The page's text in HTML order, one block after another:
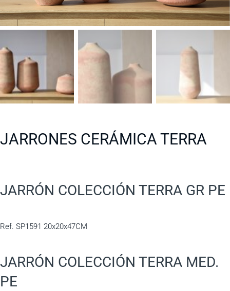
JARRONES CERÁMICA TERRA
JARRÓN COLECCIÓN TERRA GR PE
Ref. SP1591 20x20x47CM
JARRÓN COLECCIÓN TERRA MED.
PE